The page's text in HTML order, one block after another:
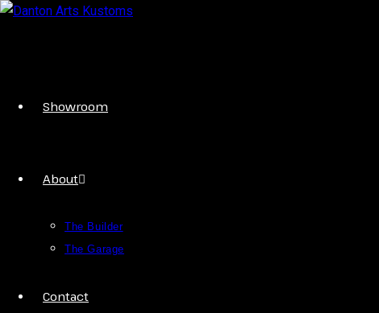
Showroom
About
The Builder
The Garage
Contact